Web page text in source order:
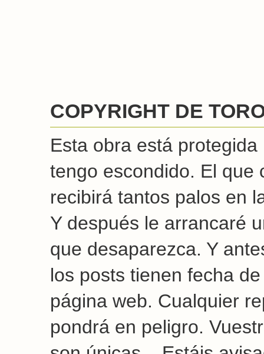
COPYRIGHT DE
Esta obra está
tengo escondido. El que
recibirá tantos palos en
Y después le arrancaré
que desaparezca. Y
los posts tienen fecha
página web. Cualquier
pondrá en peligro.